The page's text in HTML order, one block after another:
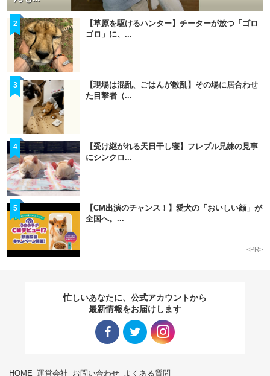
2
【草原を駆けるハンター】チーターが放つ「ゴロ
ゴロ」に、...
3
【現場は混乱、ごはんが散乱】その場に居合わせ
た目撃者（...
4
【受け継がれる天日干し寝】フレブル兄妹の見事
にシンクロ...
5
【CM出演のチャンス！】愛犬の「おいしい顔」が
全国へ。...
<PR>
忙しいあなたに、公式アカウントから
最新情報をお届けします
HOME 運営会社 お問い合わせ よくある質問